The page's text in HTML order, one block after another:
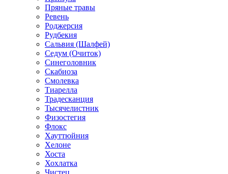
Пряные травы
Ревень
Роджерсия
Рудбекия
Сальвия (Шалфей)
Седум (Очиток)
Синеголовник
Скабиоза
Смолевка
Тиарелла
Традесканция
Тысячелистник
Физостегия
Флокс
Хауттюйния
Хелоне
Хоста
Хохлатка
Чистец